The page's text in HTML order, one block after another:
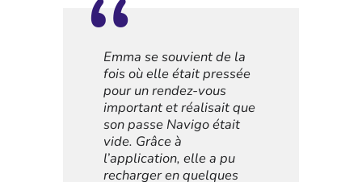
Emma se souvient de la
fois où elle était pressée
pour un rendez-vous
important et réalisait que
son passe Navigo était
vide. Grâce à
l’application, elle a pu
recharger en quelques